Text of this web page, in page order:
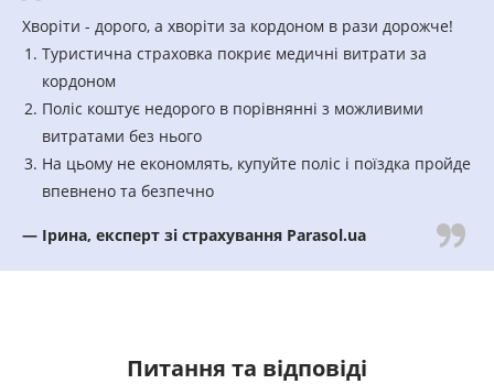
Хворіти - дорого, а хворіти за кордоном в рази дорожче!
Туристична страховка покриє медичні витрати за
кордоном
Поліс коштує недорого в порівнянні з можливими
витратами без нього
На цьому не економлять, купуйте поліс і поїздка пройде
впевнено та безпечно
— Ірина, експерт зі страхування Parasol.ua
Питання та відповіді